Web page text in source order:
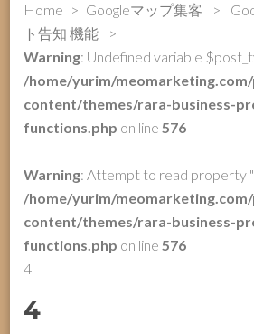
Home > Googleマップ集客 >
ト告知 機能
>
Warning: Undefined variable
/home/yurim/
content/themes/rara-business-
functions.php on line576
Warning: Attempt to read property
/home/yurim/
content/themes/rara-business-
functions.php on line576
4
4